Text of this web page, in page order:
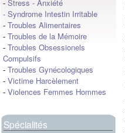
- Stress - Anxiété
- Syndrome Intestin Irritable
- Troubles Alimentaires
- Troubles de la Mémoire
- Troubles Obsessionels
Compulsifs
- Troubles Gynécologiques
- Victime Harcèlement
- Violences Femmes Hommes
Spécialités